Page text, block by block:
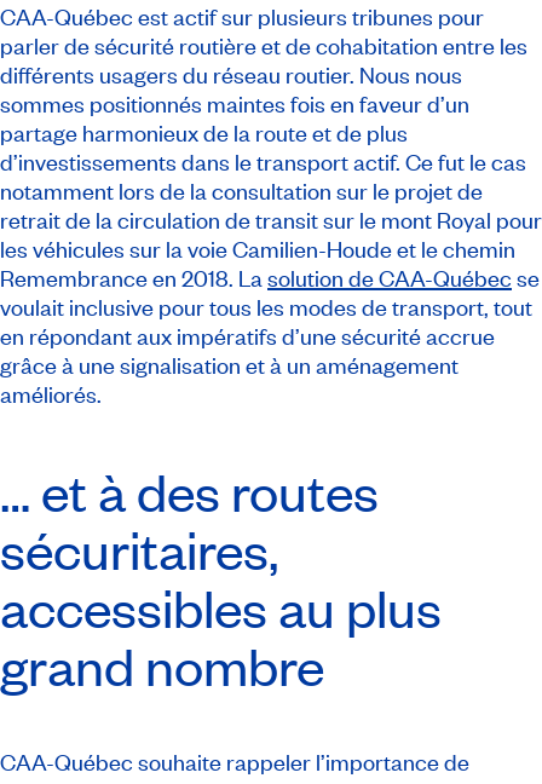
CAA-Québec est actif sur plusieurs tribunes pour
parler de sécurité routière et de cohabitation entre les
différents usagers du réseau routier. Nous nous
sommes positionnés maintes fois en faveur d’un
partage harmonieux de la route et de plus
d’investissements dans le transport actif. Ce fut le cas
notamment lors de la consultation sur le projet de
retrait de la circulation de transit sur le mont Royal pour
les véhicules sur la voie Camilien-Houde et le chemin
Remembrance en 2018. Lasolution de CAA-Québec se
voulait inclusive pour tous les modes de transport, tout
en répondant aux impératifs d’une sécurité accrue
grâce à une signalisation et à un aménagement
améliorés.
… et à des routes
sécuritaires,
accessibles au plus
grand nombre
CAA-Québec souhaite rappeler l’importance de